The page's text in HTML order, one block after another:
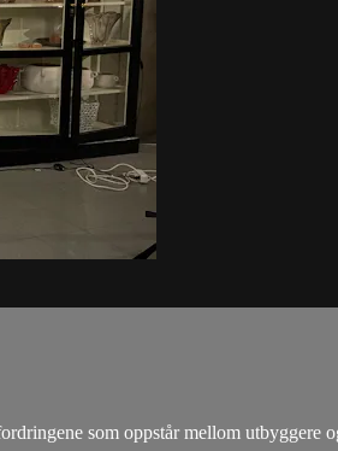
som oppstår mellom utbyggere